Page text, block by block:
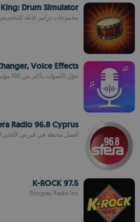
Drum Simulator
مجموعات درامز قابلة
Voice Effects
حوّل الأصوات بأكثر من 100 مؤثر لتعديل صوتي إبداعي
Radio 96.8 Cyprus
أفضل محطة في قبرص لأغاني
K-ROCK 97.5
Stingray Radio Inc.